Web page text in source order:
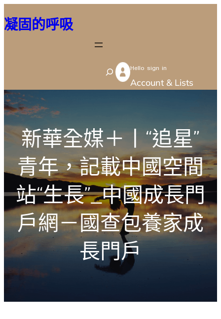
至
容
凝固的呼吸
S
e
Hello sign in
Account & Lists
新華全媒＋丨“追星”
青年，記載中國空間
站“生長”_中國成長門
戶網－國查包養家成
長門戶